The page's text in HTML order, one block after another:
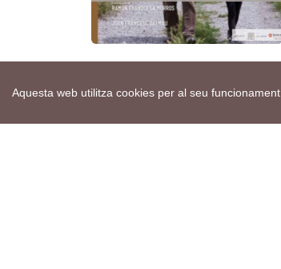
Aquesta web utilitza cookies per al seu funcionament.